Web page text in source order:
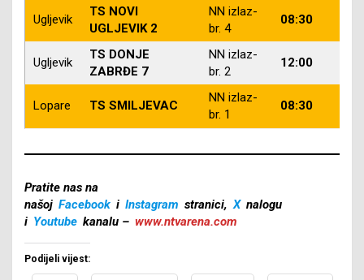
Ugljevik
TS NOVI
UGLJEVIK 2
NN izlaz-
br. 4
08:30
Ugljevik
TS DONJE
ZABRĐE 7
NN izlaz-
br. 2
12:00
Lopare TS SMILJEVAC
NN izlaz-
br. 1
08:30
Pratite nas na
našoj Facebook i Instagram stranici, X nalogu
i Youtube kanalu – www.ntvarena.com
Podijeli vijest: